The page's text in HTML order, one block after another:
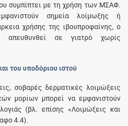
συμπίπτει με τη χρήση των ΜΣΑΦ.
σημεία λοίμωξης ή
χρήσης της ιβουπροφαίνης, ο
απευθυνθεί σε γιατρό χωρίς
του υποδόριου ιστού
σοβαρές δερματικές λοιμώξεις
μορίων μπορεί να εμφανιστούν
(βλ. επίσης «Λοιμώξεις και
4.4).